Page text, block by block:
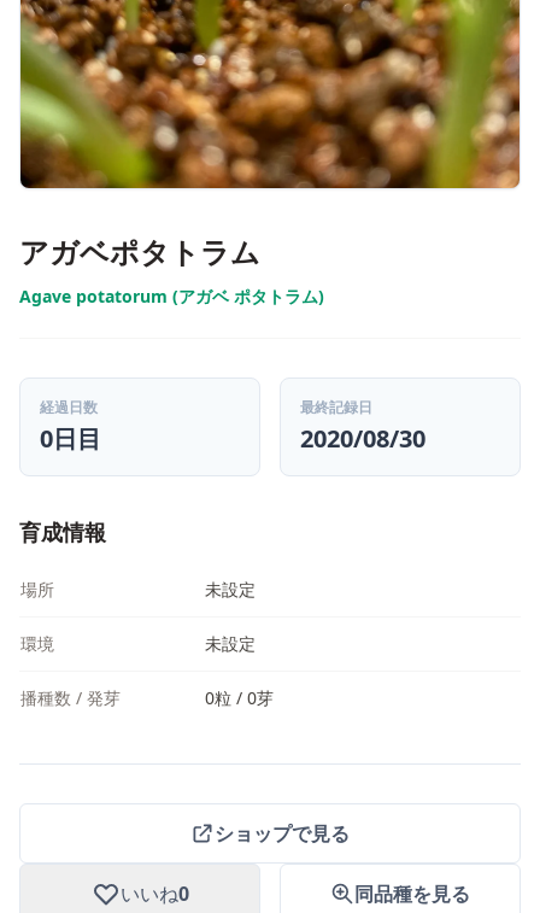
アガベポタトラム
Agave potatorum (アガベ ポタトラム)
経過日数
0日目
最終記録日
2020/08/30
育成情報
場所 未設定
環境 未設定
播種数 / 発芽 0粒 / 0芽
ショップで見る
いいね0 同品種を見る